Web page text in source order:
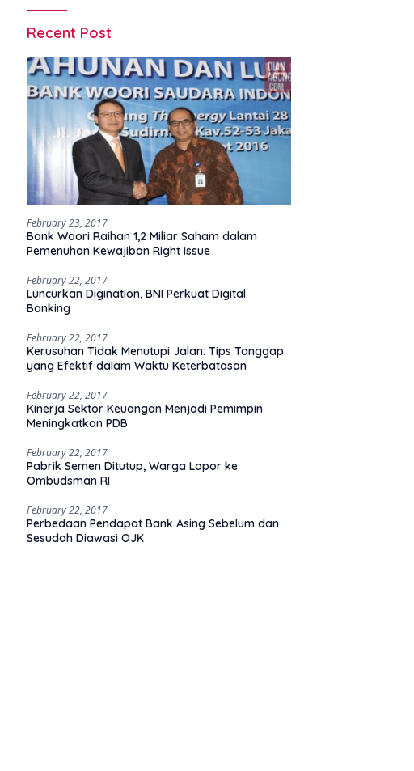
Recent Post
February 23, 2017
Bank Woori Raihan 1,2 Miliar Saham dalam
Pemenuhan Kewajiban Right Issue
February 22, 2017
Luncurkan Digination, BNI Perkuat Digital
Banking
February 22, 2017
Kerusuhan Tidak Menutupi Jalan: Tips Tanggap
yang Efektif dalam Waktu Keterbatasan
February 22, 2017
Kinerja Sektor Keuangan Menjadi Pemimpin
Meningkatkan PDB
February 22, 2017
Pabrik Semen Ditutup, Warga Lapor ke
Ombudsman RI
February 22, 2017
Perbedaan Pendapat Bank Asing Sebelum dan
Sesudah Diawasi OJK